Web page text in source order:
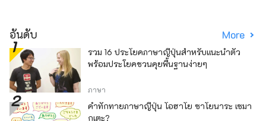
อันดับ More
รวม 16 ประโยคภาษาญี่ปุ่นสำหรับแนะนำตัว
พร้อมประโยคชวนคุยพื้นฐานง่ายๆ
ภาษา
คำทักทายภาษาญี่ปุ่น โอฮาโย ซาโยนาระ เซมา
กุเตะ?